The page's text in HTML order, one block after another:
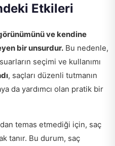
Etkileri
ve kendine
bir unsurdur. Bu nedenle,
seçimi ve kullanımı
, saçları düzenli tutmanın
da yardımcı olan pratik bir
temas etmediği için, saç
tanır. Bu durum, saç